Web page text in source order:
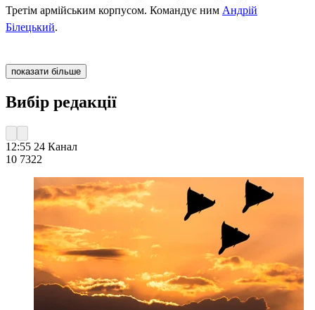
Третім армійським корпусом. Командує ним Андрій
Білецький.
показати більше
Вибір редакції
12:55 24 Канал
10 7322